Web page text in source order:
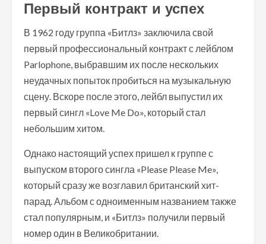
Первый контракт и успех
В 1962 году группа «Битлз» заключила свой
первый профессиональный контракт с лейблом
Parlophone, выбравшим их после нескольких
неудачных попыток пробиться на музыкальную
сцену. Вскоре после этого, лейбл выпустил их
первый сингл «Love Me Do», который стал
небольшим хитом.
Однако настоящий успех пришел к группе с
выпуском второго сингла «Please Please Me»,
который сразу же возглавил британский хит-
парад. Альбом с одноименным названием также
стал популярным, и «Битлз» получили первый
номер один в Великобритании.